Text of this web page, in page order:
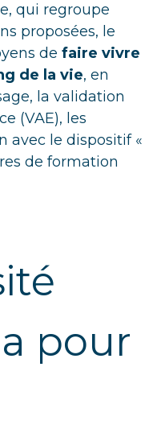
qui regroupe
proposées, le
de faire vivre
de la vie, en
la validation
(VAE), les
avec le dispositif «
de formation
pour